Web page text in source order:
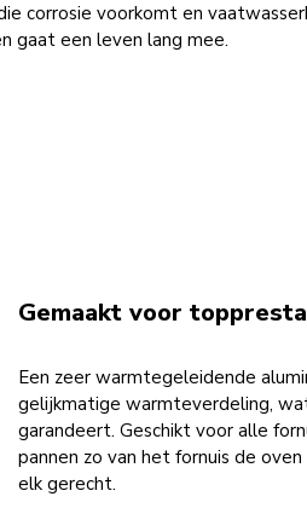
corrosie voorkomt en
gaat een leven lang mee.
Gemaakt voor
Een zeer warmtegeleidende
gelijkmatige warmteverdeling,
garandeert. Geschikt voor alle
pannen zo van het fornuis de
elk gerecht.